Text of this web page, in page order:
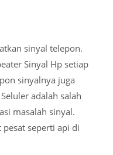
sinyal telepon.
Sinyal Hp setiap
sinyalnya juga
adalah salah
masalah sinyal.
seperti api di